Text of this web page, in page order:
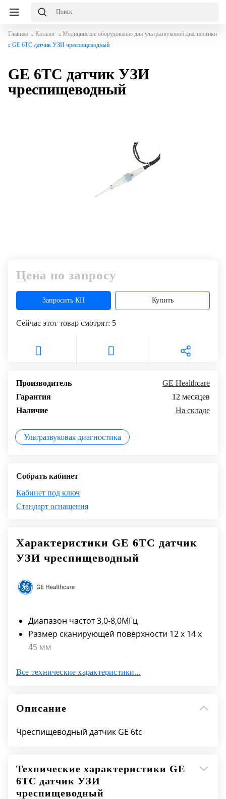
Главная Каталог
Медицинское оборудование для ультразвуковой диагностики
GE 6TC датчик УЗИ чреспищеводный
GE 6TC датчик УЗИ
чреспищеводный
Цена по запросу
Запросить КП Купить
Сейчас этот товар смотрят: 5
Производитель
GE Healthcare
Гарантия
12 месяцев
Наличие
На складе
Ультразвуковая диагностика
Собрать кабинет
Кабинет под ключ
Стандарт оснащения
Характеристики GE 6TC датчик
УЗИ чреспищеводный
Диапазон частот 3,0-8,0МГц
Размер сканирующей поверхности 12 х 14 х
45 мм
Все технические характеристики...
Описание
Чреспищеводный датчик GE 6tc
Технические характеристики GE
6TC датчик УЗИ
чреспищеводный